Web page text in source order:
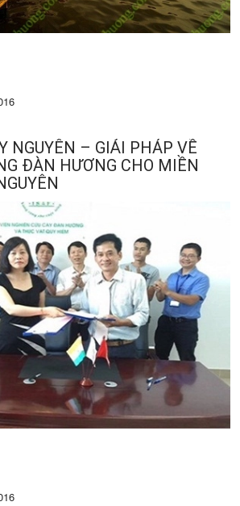
NGUYÊN – GIẢI PHÁP VỀ
ĐÀN HƯƠNG CHO MIỀN